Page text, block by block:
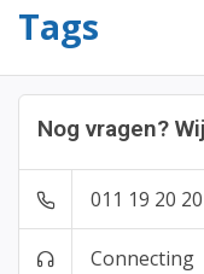
Tags
Nog vragen?
011 19 20 20
Connecting